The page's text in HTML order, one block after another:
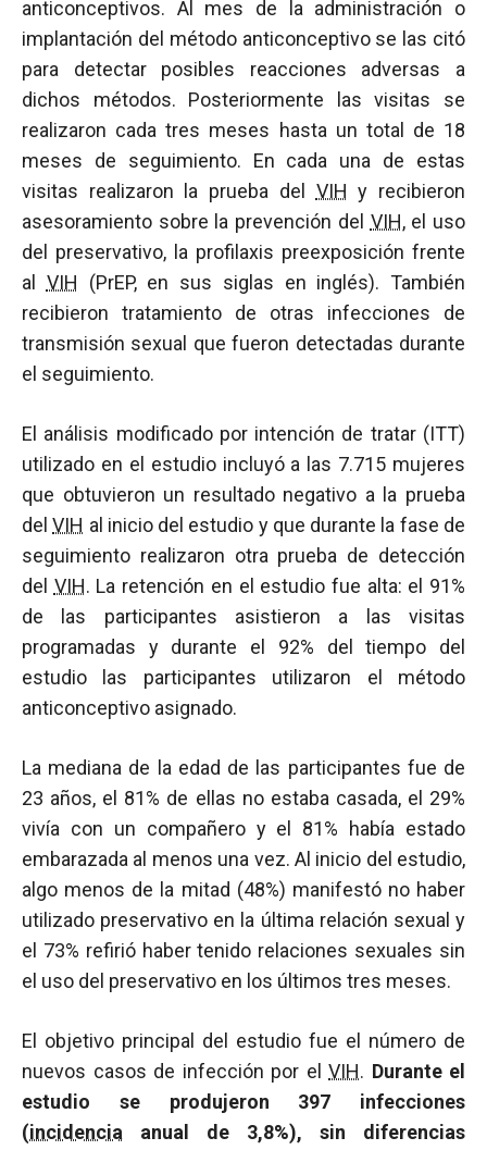
anticonceptivos. Al mes de la administración o
implantación del método anticonceptivo se las citó
para detectar posibles reacciones adversas a
dichos métodos. Posteriormente las visitas se
realizaron cada tres meses hasta un total de 18
meses de seguimiento. En cada una de estas
visitas realizaron la prueba del VIH y recibieron
asesoramiento sobre la prevención del VIH, el uso
del preservativo, la profilaxis preexposición frente
al VIH (PrEP, en sus siglas en inglés). También
recibieron tratamiento de otras infecciones de
transmisión sexual que fueron detectadas durante
el seguimiento.
El análisis modificado por intención de tratar (ITT)
utilizado en el estudio incluyó a las 7.715 mujeres
que obtuvieron un resultado negativo a la prueba
delVIH al inicio del estudio y que durante la fase de
seguimiento realizaron otra prueba de detección
del VIH. La retención en el estudio fue alta: el 91%
de las participantes asistieron a las visitas
programadas y durante el 92% del tiempo del
estudio las participantes utilizaron el método
anticonceptivo asignado.
La mediana de la edad de las participantes fue de
23 años, el 81% de ellas no estaba casada, el 29%
vivía con un compañero y el 81% había estado
embarazada al menos una vez. Al inicio del estudio,
algo menos de la mitad (48%) manifestó no haber
utilizado preservativo en la última relación sexual y
el 73% refirió haber tenido relaciones sexuales sin
el uso del preservativo en los últimos tres meses.
El objetivo principal del estudio fue el número de
nuevos casos de infección por el VIH. Durante el
estudio se produjeron 397 infecciones
(incidencia anual de 3,8%), sin diferencias